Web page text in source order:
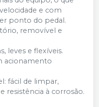
e com
ponto do pedal.
removível e
leves e flexíveis.
acionamento
fácil de limpar,
resistência à corrosão.